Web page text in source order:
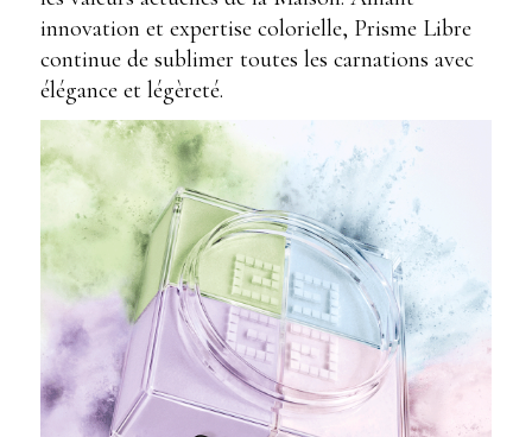
innovation et expertise colorielle, Prisme Libre
continue de sublimer toutes les carnations avec
élégance et légèreté.